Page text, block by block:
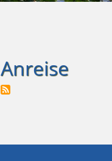
Anreise